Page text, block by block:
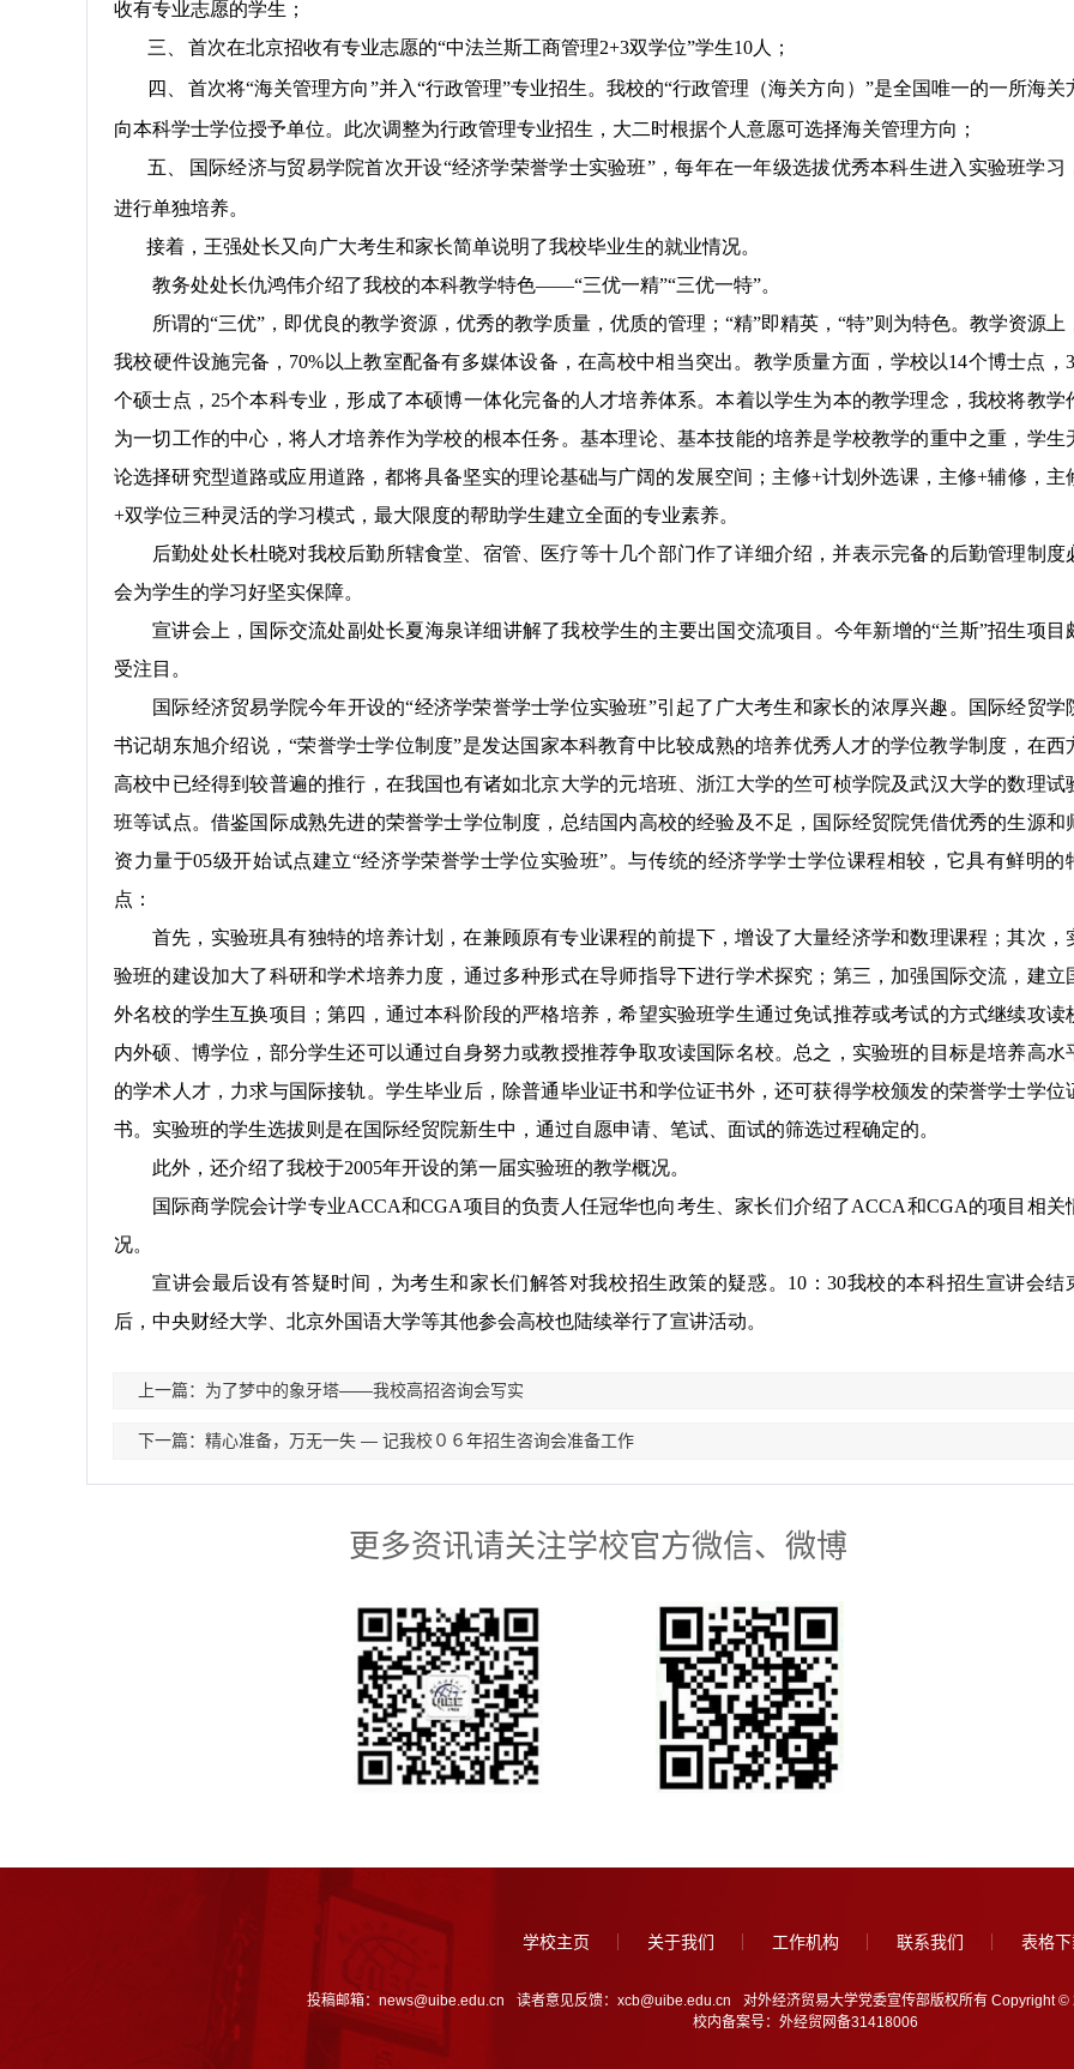
收有专业志愿的学生；
三、
首次在北京招收有专业志愿的“中法兰斯工商管理2+3双学位”学生10人；
四、
首次将“海关管理方向”并入“行政管理”专业招生。我校的“行政管理（海关方向）”是全国唯一的一所海关
向本科学士学位授予单位。此次调整为行政管理专业招生，大二时根据个人意愿可选择海关管理方向；
五、
国际经济与贸易学院首次开设“经济学荣誉学士实验班”，每年在一年级选拔优秀本科生进入实验班学习
进行单独培养。
接着，王强处长又向广大考生和家长简单说明了我校毕业生的就业情况。
教务处处长仇鸿伟介绍了我校的本科教学特色——“三优一精”“三优一特”。
所谓的“三优”，即优良的教学资源，优秀的教学质量，优质的管理；“精”即精英，“特”则为特色。教学资源上
我校硬件设施完备， 70% 以上教室配备有多媒体设备，在高校中相当突出。教学质量方面，学校以14个博士点，
个硕士点， 25个本科专业，形成了本硕博一体化完备的人才培养体系。本着以学生为本的教学理念，我校将教学
为一切工作的中心，将人才培养作为学校的根本任务。基本理论、基本技能的培养是学校教学的重中之重，学生
论选择研究型道路或应用道路，都将具备坚实的理论基础与广阔的发展空间；主修+计划外选课，主修+辅修，主
+双学位三种灵活的学习模式，最大限度的帮助学生建立全面的专业素养。
后勤处处长杜晓对我校后勤所辖食堂、宿管、医疗等十几个部门作了详细介绍，并表示完备的后勤管理制度
会为学生的学习好坚实保障。
宣讲会上，国际交流处副处长夏海泉详细讲解了我校学生的主要出国交流项目。今年新增的“兰斯”招生项目
受注目。
国际经济贸易学院今年开设的“经济学荣誉学士学位实验班”引起了广大考生和家长的浓厚兴趣。国际经贸学
书记胡东旭介绍说，“荣誉学士学位制度”是发达国家本科教育中比较成熟的培养优秀人才的学位教学制度，在西
高校中已经得到较普遍的推行，在我国也有诸如北京大学的元培班、浙江大学的竺可桢学院及武汉大学的数理试
班等试点。借鉴国际成熟先进的荣誉学士学位制度，总结国内高校的经验及不足，国际经贸院凭借优秀的生源和
资力量于05级开始试点建立“经济学荣誉学士学位实验班”。与传统的经济学学士学位课程相较，它具有鲜明的
点：
首先，实验班具有独特的培养计划，在兼顾原有专业课程的前提下，增设了大量经济学和数理课程；其次，
验班的建设加大了科研和学术培养力度，通过多种形式在导师指导下进行学术探究；第三，加强国际交流，建立
外名校的学生互换项目；第四，通过本科阶段的严格培养，希望实验班学生通过免试推荐或考试的方式继续攻读
内外硕、博学位，部分学生还可以通过自身努力或教授推荐争取攻读国际名校。总之，实验班的目标是培养高水
的学术人才，力求与国际接轨。学生毕业后，除普通毕业证书和学位证书外，还可获得学校颁发的荣誉学士学位
书。 实验班的学生选拔则是在国际经贸院新生中，通过自愿申请、笔试、面试的筛选过程确定的。
此外，还介绍了我校于2005年开设的第一届实验班的教学概况。
国际商学院会计学专业ACCA和CGA项目的负责人任冠华也向考生、家长们介绍了ACCA和CGA的项目相关
况。
宣讲会最后设有答疑时间，为考生和家长们解答对我校招生政策的疑惑。 10 ：30我校的本科招生宣讲会结
后，中央财经大学、北京外国语大学等其他参会高校也陆续举行了宣讲活动。
上一篇：为了梦中的象牙塔——我校高招咨询会写实
下一篇：精心准备，万无一失 ― 记我校０６年招生咨询会准备工作
更多资讯请关注学校官方微信、微博
学校主页 关于我们 工作机构 联系我们 表格
投稿邮箱：news@uibe.edu.cn 读者意见反馈：xcb@uibe.edu.cn
对外经济贸易大学党委宣传部版权所有 Copyright
校内备案号：外经贸网备31418006